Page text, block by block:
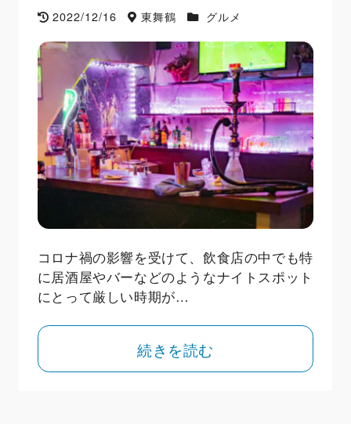
2022/12/16 東舞鶴 グルメ
コロナ禍の影響を受けて、飲食店の中でも特
に居酒屋やバーなどのようなナイトスポット
にとって厳しい時期が…
続きを読む